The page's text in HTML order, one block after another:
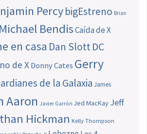
PercybigEstreno Brian
BendisCaída de X
en casa Dan SlottDC
de X Donny Cates Gerry
de la Galaxia James
Aaron Javier Garrón Jed MacKay Jeff
Hickman Kelly Thompson